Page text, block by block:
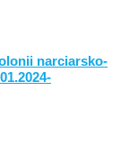
narciarsko-